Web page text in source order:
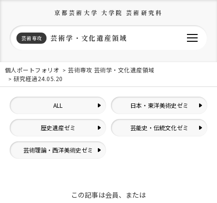
京都芸術大学 大学院 芸術研究科
芸術専攻 芸術学・文化遺産領域
個人ポートフォリオ
芸術専攻 芸術学・文化遺産領域
研究経過24.05.20
ALL 日本・東洋美術史ゼミ
歴史遺産ゼミ 芸能史・伝統文化ゼミ
芸術理論・西洋美術史ゼミ
この記事は会員、または